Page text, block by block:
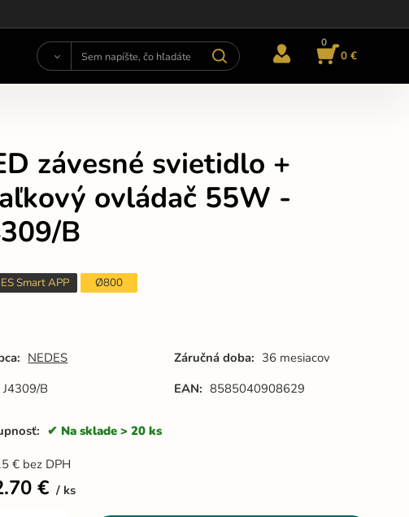
0
0 €
závesné svietidlo +
ovládač 55W -
B
Smart APP Ø800
NEDES Záručná doba: 36 mesiacov
J4309/B EAN: 8585040908629
Na sklade > 20 ks
€ bez DPH
€ ks